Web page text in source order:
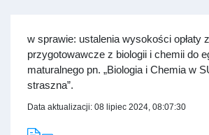
w sprawie: ustalenia wysokości opłaty
przygotowawcze z biologii i chemii do
maturalnego pn. „Biologia i Chemia w
straszna”.
Data aktualizacji: 08 lipiec 2024, 08:07:30